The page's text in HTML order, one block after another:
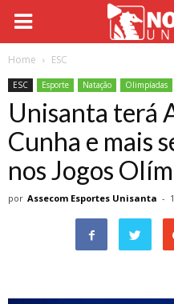
Home ESC
ESC Esporte Natação Olimpíadas
Unisanta terá
Cunha e mais
nos Jogos
por Assecom Esportes Unisanta -